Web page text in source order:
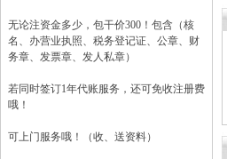
无论注资金多少，包干价300！包含（核
名、办营业执照、税务登记证、公章、财
务章、发票章、发人私章）
若同时签订1年代账服务，还可免收注册费
哦！
可上门服务哦！（收、送资料）